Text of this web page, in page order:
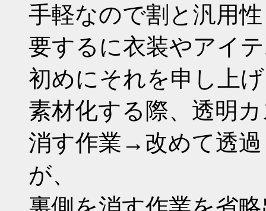
手軽なので割と汎用
要するに衣装やアイ
初めにそれを申し上
素材化する際、透明
消す作業→改めて透
が、